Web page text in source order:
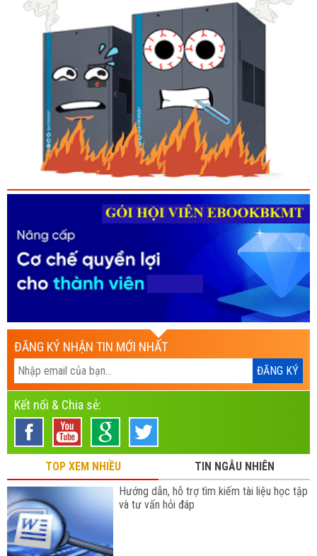
ĐĂNG KÝ NHẬN TIN MỚI NHẤT
Kết nối & Chia sẻ:
TOP XEM NHIỀU
TIN NGẪU NHIÊN
Hướng dẫn, hỗ trợ tìm kiếm tài liệu học tập
và tư vấn hỏi đáp